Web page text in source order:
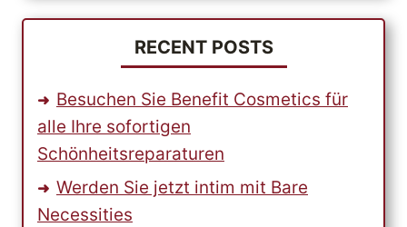
RECENT POSTS
Besuchen Sie Benefit Cosmetics für
alle Ihre sofortigen
Schönheitsreparaturen
Werden Sie jetzt intim mit Bare
Necessities